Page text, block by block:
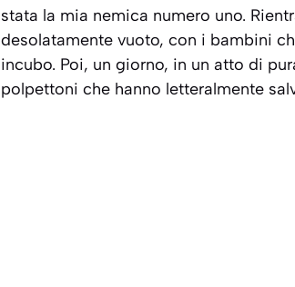
stata la mia nemica numero uno.
desolatamente vuoto, con i bambini
incubo. Poi, un giorno, in un atto di
polpettoni che hanno letteralmente